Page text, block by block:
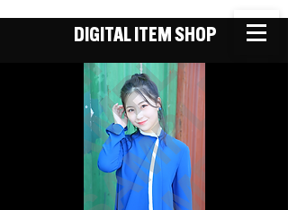
DIGITAL ITEM SHOP